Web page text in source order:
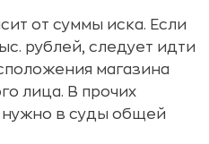
от суммы иска. Если
рублей, следует идти
магазина
лица. В прочих
нужно в суды общей